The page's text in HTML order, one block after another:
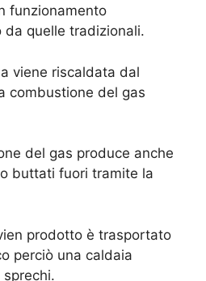
funzionamento
da quelle tradizionali.
viene riscaldata dal
combustione del gas
del gas produce anche
buttati fuori tramite la
prodotto è trasportato
perciò una caldaia